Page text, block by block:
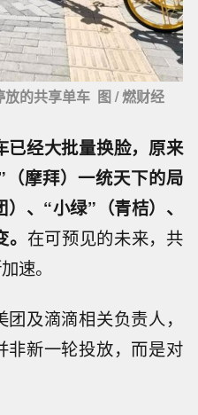
的共享单车 图 / 燃财经
已经大批量换脸，原来
摩拜）一统天下的局
、“小绿”（青桔）、
在可预见的未来，共
速。
及滴滴相关负责人，
非新一轮投放，而是对